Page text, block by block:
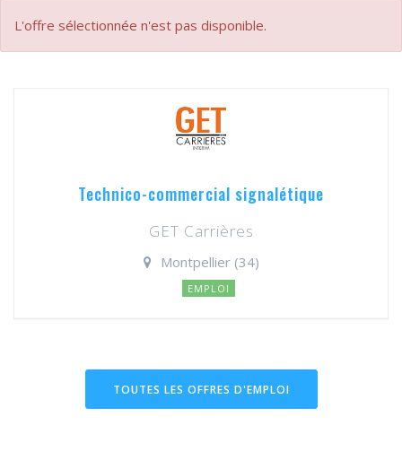
L'offre sélectionnée n'est pas disponible.
Technico-commercial signalétique
GET Carrières
Montpellier (34)
EMPLOI
TOUTES LES OFFRES D'EMPLOI